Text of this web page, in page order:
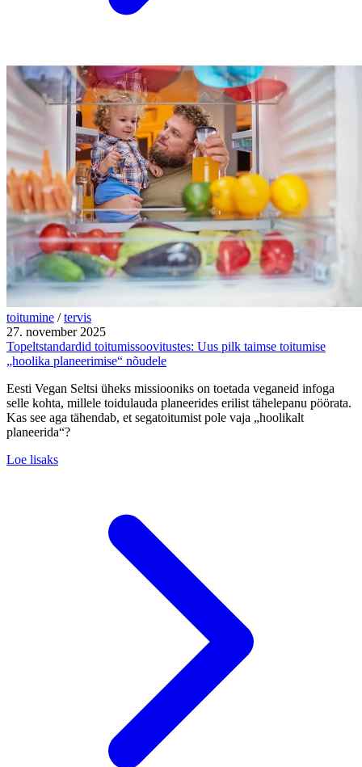
toitumine / tervis
27. november 2025
Topeltstandardid toitumissoovitustes: Uus pilk taimse toitumise
„hoolika planeerimise“ nõudele
Eesti Vegan Seltsi üheks missiooniks on toetada veganeid infoga
selle kohta, millele toidulauda planeerides erilist tähelepanu pöörata.
Kas see aga tähendab, et segatoitumist pole vaja „hoolikalt
planeerida“?
Loe lisaks